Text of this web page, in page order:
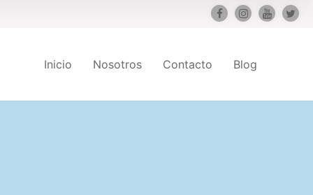
Inicio Nosotros Contacto Blog